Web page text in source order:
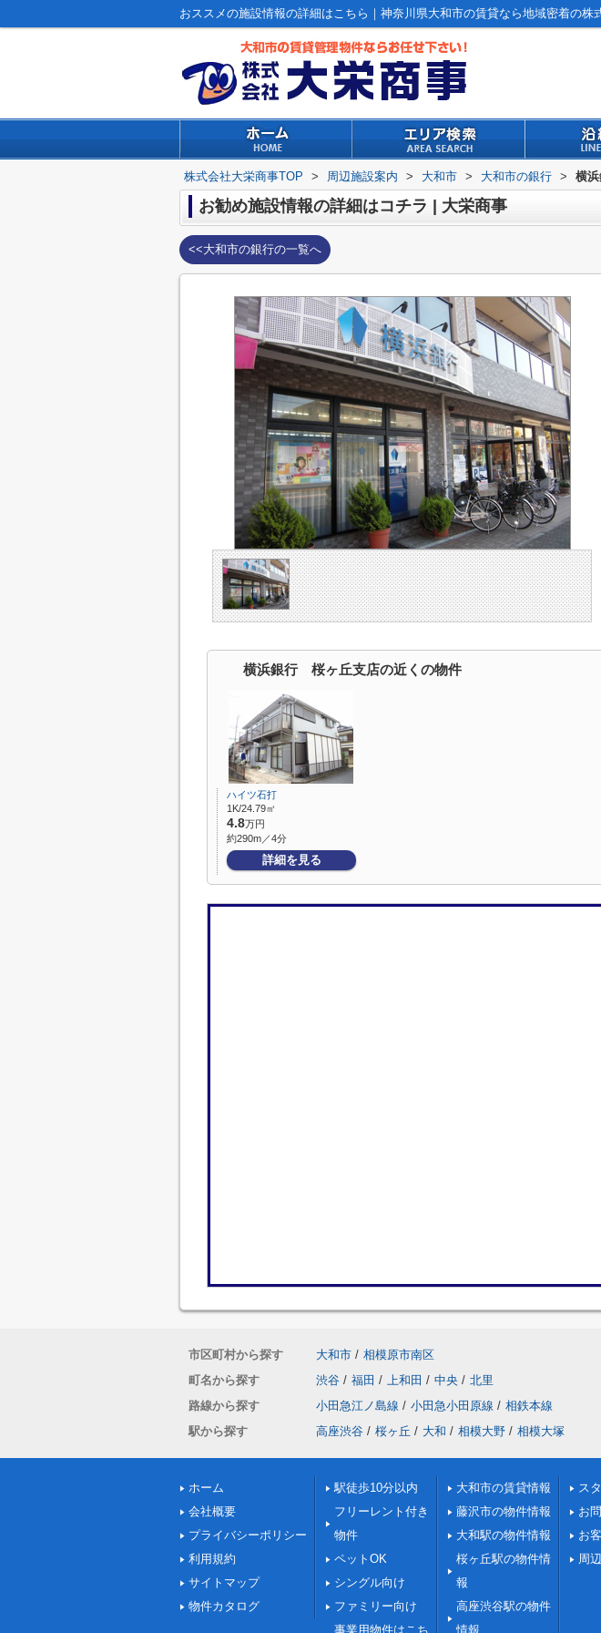
おススメの施設情報の詳細はこちら｜神奈川県大和市の賃貸なら地域密着の株
株式会社大栄商事TOP > 周辺施設案内 > 大和市 > 大和市の銀行 > 横
お勧め施設情報の詳細はコチラ | 大栄商事
<<大和市の銀行の一覧へ
横浜銀行 桜ヶ丘支店の近くの物件
ハイツ石打
1K/24.79㎡
4.8万円
約290m／4分
詳細を見る
市区町村から探す 大和市 / 相模原市南区
町名から探す
渋谷 / 福田 / 上和田 / 中央 / 北里
路線から探す
小田急江ノ島線 / 小田急小田原線 / 相鉄本線
駅から探す
高座渋谷 / 桜ヶ丘 / 大和 / 相模大野 / 相模大塚
ホーム
会社概要
プライバシーポリシー
利用規約
サイトマップ
物件カタログ
駅徒歩10分以内
フリーレント付き
物件
ペットOK
シングル向け
ファミリー向け
事業用物件はこち
大和市の賃貸情報
藤沢市の物件情報
大和駅の物件情報
桜ヶ丘駅の物件情
報
高座渋谷駅の物件
情報
ス
お
お
周